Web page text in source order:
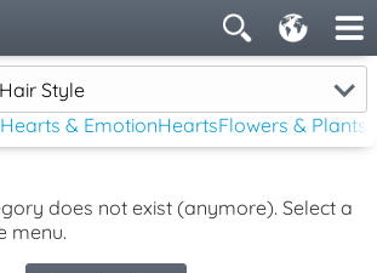
Style
Hearts & EmotionHeartsFlowers & Plants
does not exist (anymore). Select a
menu.